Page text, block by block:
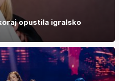
opustila igralsko